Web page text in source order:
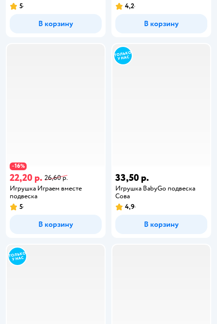
5
В корзину
4,2
В корзину
−16%
22,20 р. 26,60 р.
Игрушка Играем вместе
подвеска
5
В корзину
33,50 р.
Игрушка BabyGo подвеска
Сова
4,9
В корзину